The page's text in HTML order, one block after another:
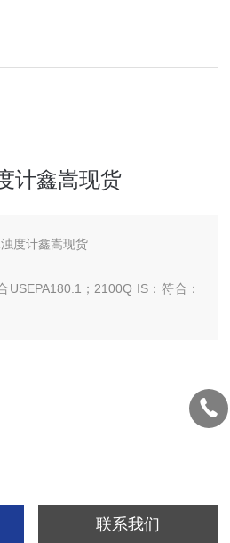
计鑫嵩现货
度计鑫嵩现货
；2100Q IS：符合：
的±2%+光散射
联系我们